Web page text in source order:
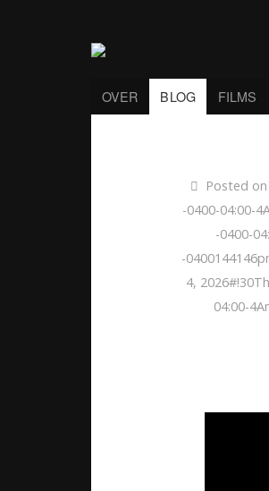
OVER BLOG FILMS
Posted on
-0400-04:00-
-0400-
-
4,
04:00-